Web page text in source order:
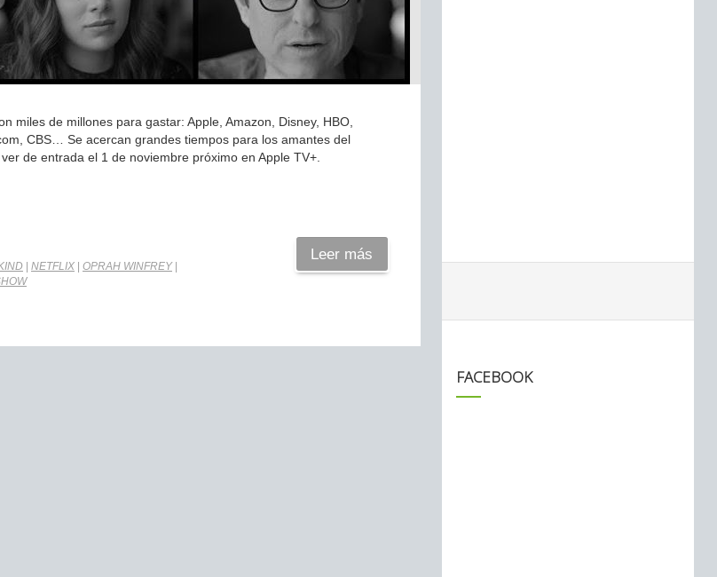
miles de millones para gastar: Apple, Amazon, Disney, HBO,
CBS… Se acercan grandes tiempos para los amantes del
de entrada el 1 de noviembre próximo en Apple TV+.
NETFLIX OPRAH WINFREY|
Leer más
FACEBOOK